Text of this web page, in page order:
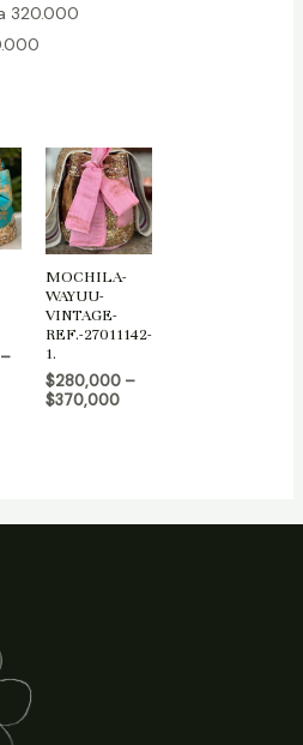
320.000
MOCHILA-
WAYUU-
VINTAGE-
REF.-27011142-
1.
$280,000 –
$370,000